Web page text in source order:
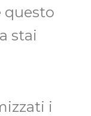
questo
stai
i